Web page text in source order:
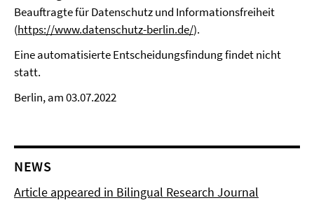
Beauftragte für Datenschutz und Informationsfreiheit
(https://www.datenschutz-berlin.de/).
Eine automatisierte Entscheidungsfindung findet nicht
statt.
Berlin, am 03.07.2022
NEWS
Article appeared in Bilingual Research Journal